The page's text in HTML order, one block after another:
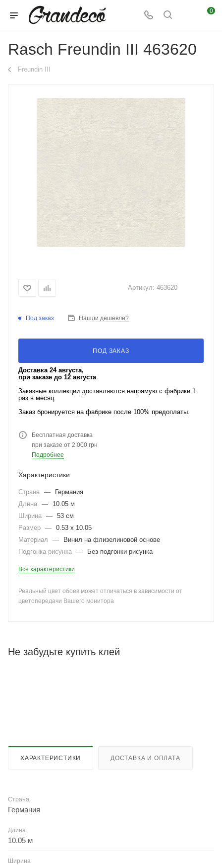
0
Rasch Freundin III 463620
Freundin III
Артикул: 463620
Под заказ Нашли дешевле?
ПОД ЗАКАЗ
Доставка 24 августа,
при заказе до 12 августа
Заказные коллекции доставляются напрямую с фабрики 1
раз в месяц.
Заказ бронируется на фабрике после 100% предоплаты.
Бесплатная доставка
при заказе от 2 000 грн
Подробнее
Характеристики
Страна —
Германия
Длина —
10.05 м
Ширина — 53 см
Размер — 0.53 x 10.05
Материал
—
Винил на флизелиновой основе
Подгонка рисунка — Без подгонки рисунка
Все характеристики
Реальный цвет обоев может отличаться в зависимости от
цветопередачи Вашего монитора
Не забудьте купить клей
ХАРАКТЕРИСТИКИ ДОСТАВКА И ОПЛАТА
Страна
Германия
Длина
10.05 м
Ширина